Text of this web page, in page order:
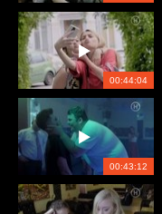
00:44:04
00:43:12